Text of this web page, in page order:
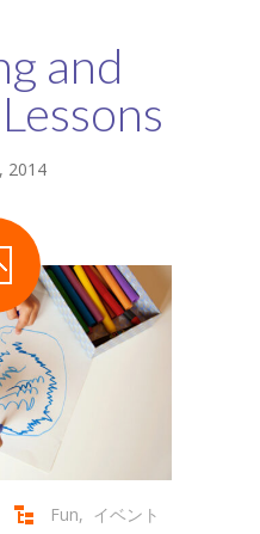
and
2014
Fun, イベント